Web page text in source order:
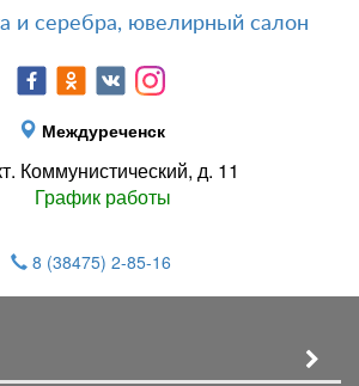
и серебра, ювелирный салон
Междуреченск
Коммунистический, д. 11
График работы
8 (38475) 2-85-16